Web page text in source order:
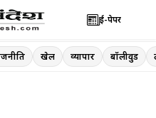
ई-पेपर
खेल व्यापार बॉलीवुड